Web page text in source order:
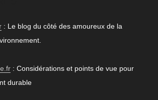
: Le blog du côté des amoureux de la
: Considérations et points de vue pour
durable